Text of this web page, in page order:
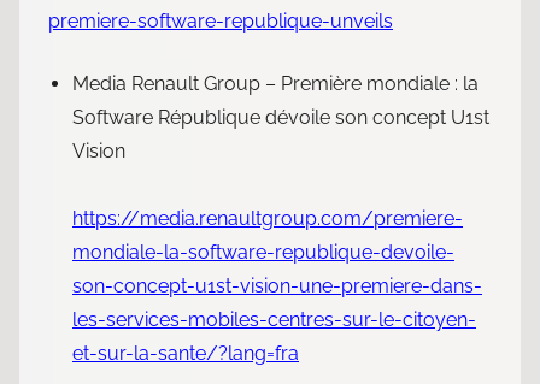
premiere-software-republique-unveils
Media Renault Group – Première mondiale : la
Software République dévoile son concept U1st
Vision
https://media.renaultgroup.com/premiere-
mondiale-la-software-republique-devoile-
son-concept-u1st-vision-une-premiere-dans-
les-services-mobiles-centres-sur-le-citoyen-
et-sur-la-sante/?lang=fra